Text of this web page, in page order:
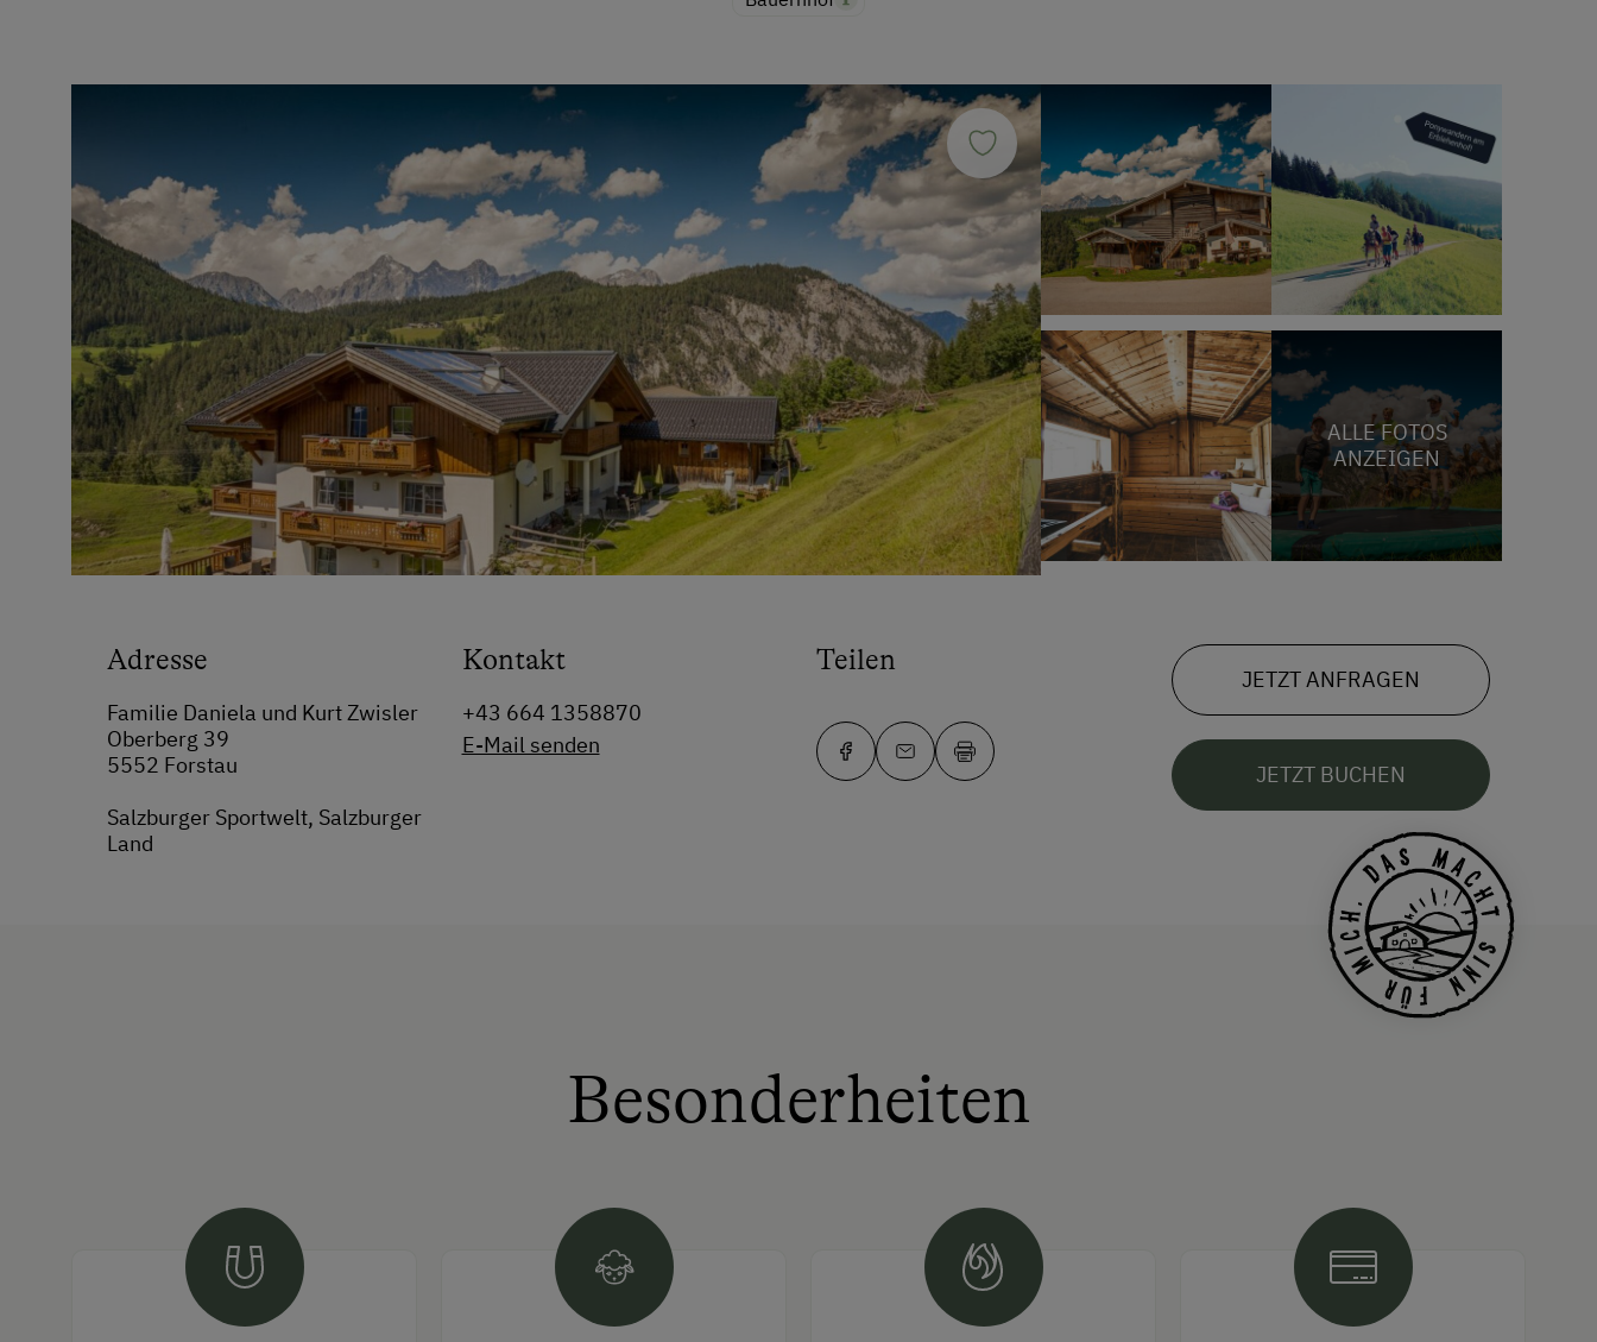
ALLE FOTOS
ANZEIGEN
Adresse
Familie Daniela und Kurt Zwisler
Oberberg 39
5552 Forstau
Salzburger Sportwelt, Salzburger
Land
Kontakt
+43 664 1358870
E-Mail senden
Teilen
JETZT ANFRAGEN
JETZT BUCHEN
Besonderheiten